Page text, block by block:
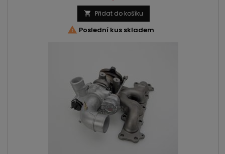
286PS/210kW | 304PS/224kW | 329PS/242kW ROK VÝROBY:
2010 -
 Přidat do košíku
 Poslední kus skladem